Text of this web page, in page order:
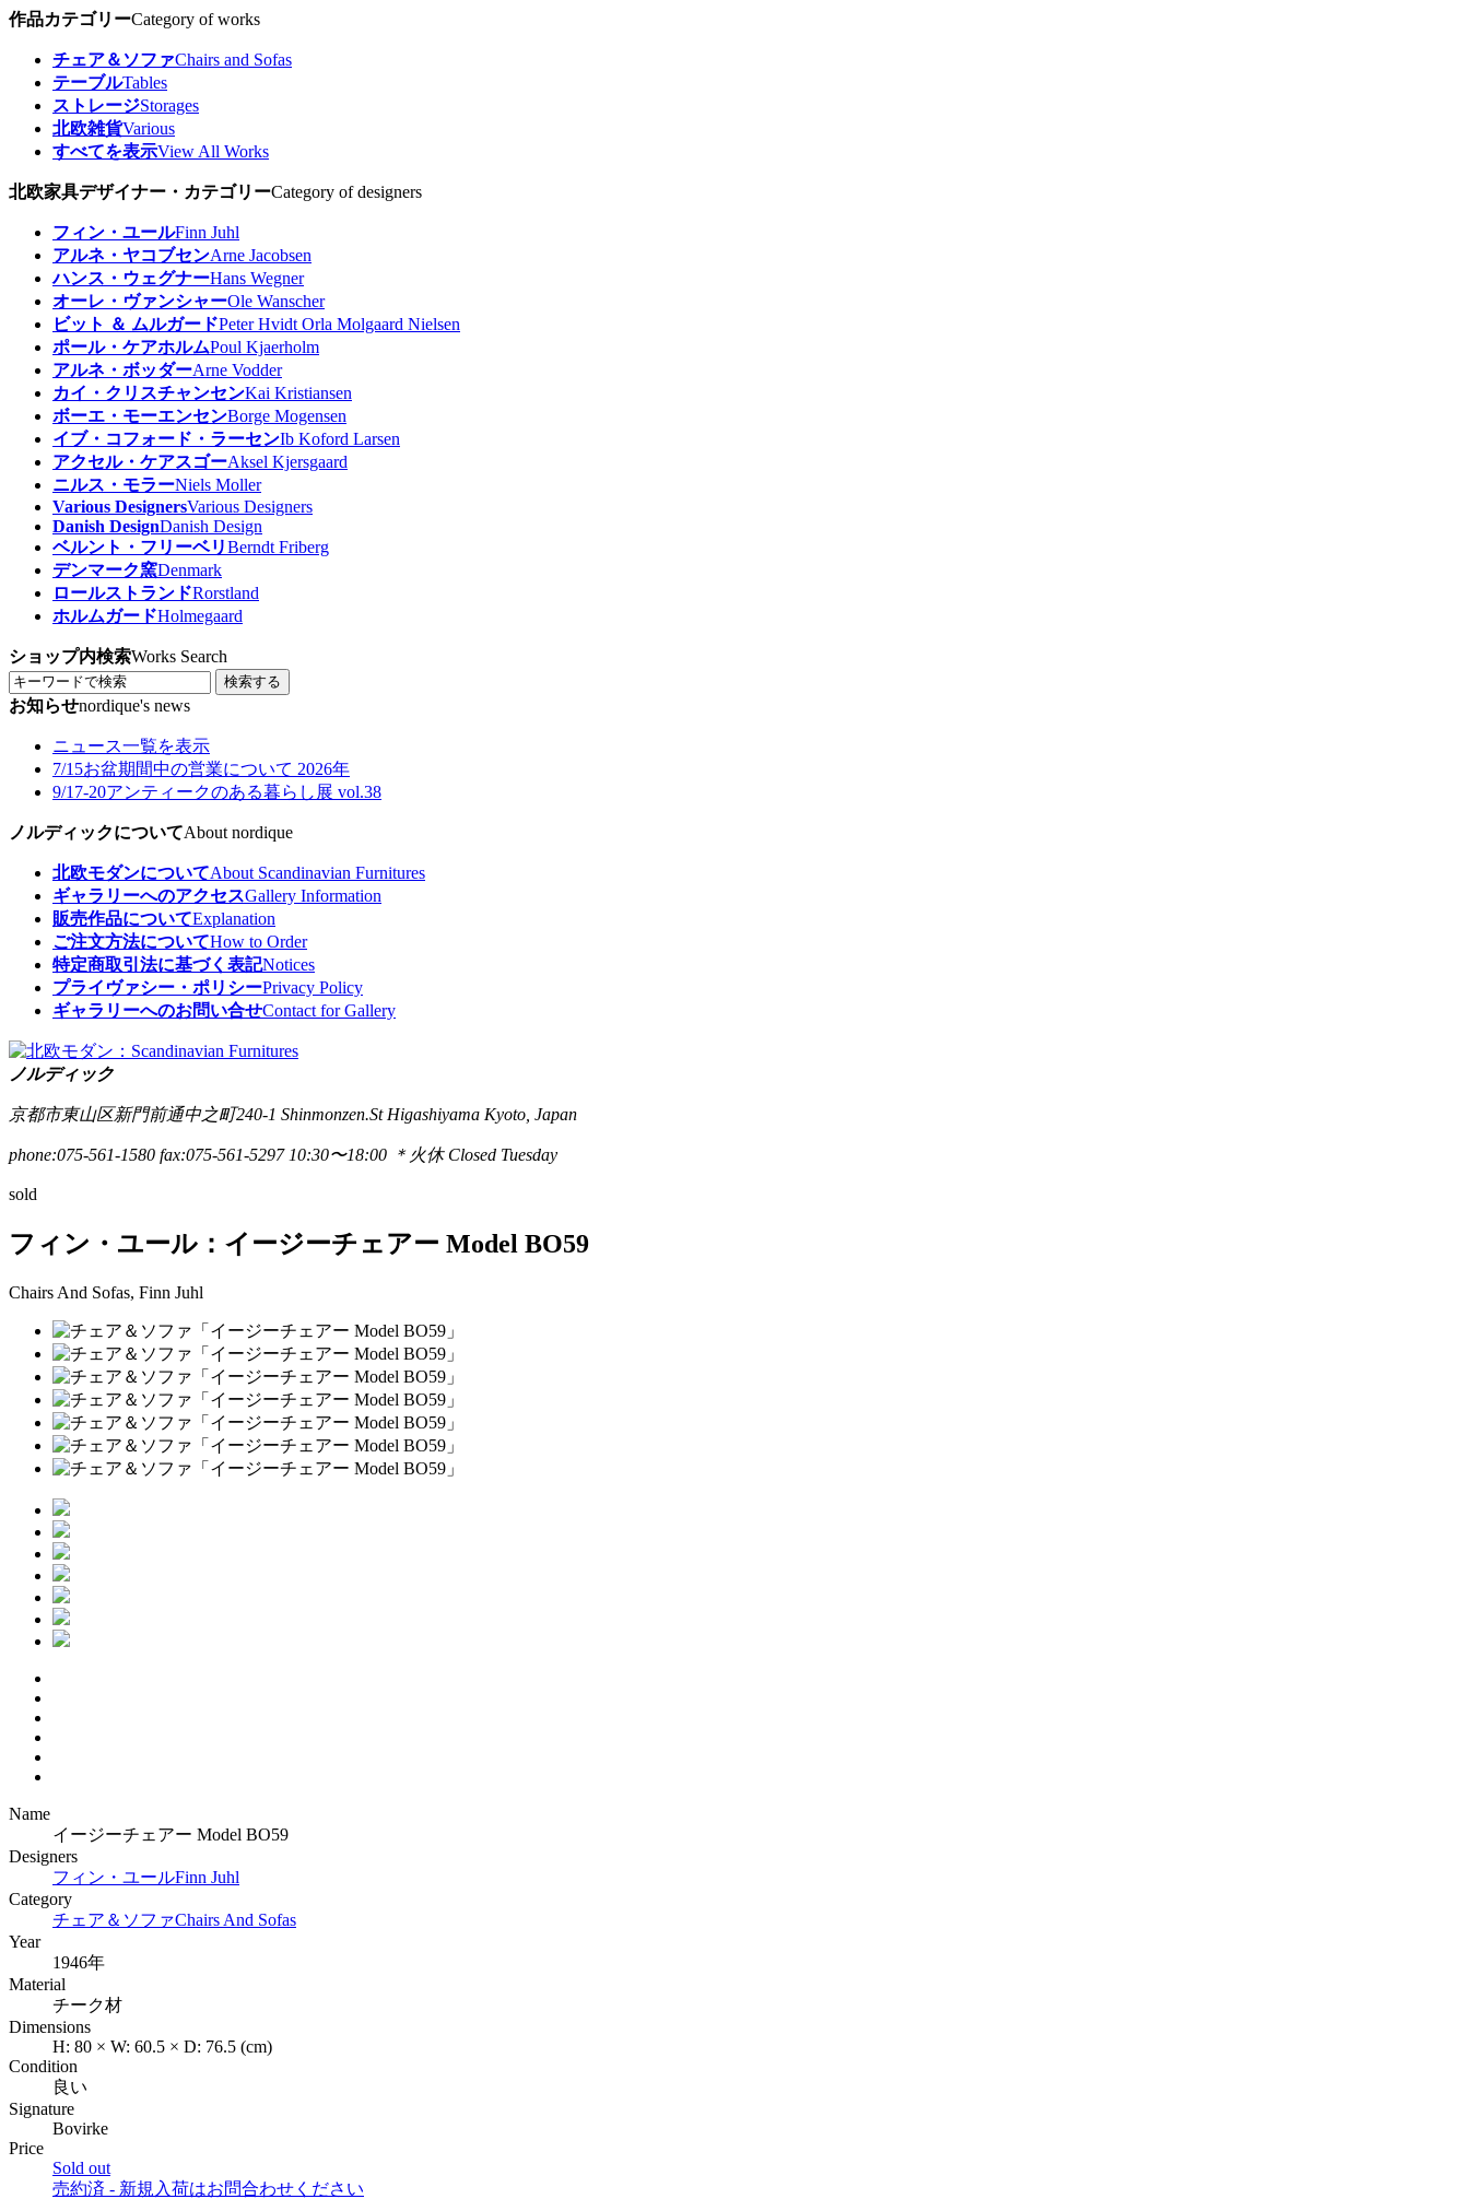
作品カテゴリーCategory of works
チェア＆ソファChairs and Sofas
テーブルTables
ストレージStorages
北欧雑貨Various
すべてを表示View All Works
北欧家具デザイナー・カテゴリーCategory of designers
フィン・ユールFinn Juhl
アルネ・ヤコブセンArne Jacobsen
ハンス・ウェグナーHans Wegner
オーレ・ヴァンシャーOle Wanscher
ビット ＆ ムルガードPeter Hvidt Orla Molgaard Nielsen
ポール・ケアホルムPoul Kjaerholm
アルネ・ボッダーArne Vodder
カイ・クリスチャンセンKai Kristiansen
ボーエ・モーエンセンBorge Mogensen
イブ・コフォード・ラーセンIb Koford Larsen
アクセル・ケアスゴーAksel Kjersgaard
ニルス・モラーNiels Moller
Various DesignersVarious Designers
Danish DesignDanish Design
ベルント・フリーベリBerndt Friberg
デンマーク窯Denmark
ロールストランドRorstland
ホルムガードHolmegaard
ショップ内検索Works Search
検索する
お知らせnordique's news
ニュース一覧を表示
7/15お盆期間中の営業について 2026年
9/17-20アンティークのある暮らし展 vol.38
ノルディックについてAbout nordique
北欧モダンについてAbout Scandinavian Furnitures
ギャラリーへのアクセスGallery Information
販売作品についてExplanation
ご注文方法についてHow to Order
特定商取引法に基づく表記Notices
プライヴァシー・ポリシーPrivacy Policy
ギャラリーへのお問い合せContact for Gallery
ノルディック
京都市東山区新門前通中之町240-1 Shinmonzen.St Higashiyama Kyoto, Japan
phone:075-561-1580 fax:075-561-5297 10:30〜18:00 ＊火休 Closed Tuesday
sold
フィン・ユール：イージーチェアー Model BO59
Chairs And Sofas, Finn Juhl
Name
イージーチェアー Model BO59
Designers
フィン・ユールFinn Juhl
Category
チェア＆ソファChairs And Sofas
Year
1946年
Material
チーク材
Dimensions
H: 80 × W: 60.5 × D: 76.5 (cm)
Condition
良い
Signature
Bovirke
Price
Sold out
売約済 - 新規入荷はお問合わせください